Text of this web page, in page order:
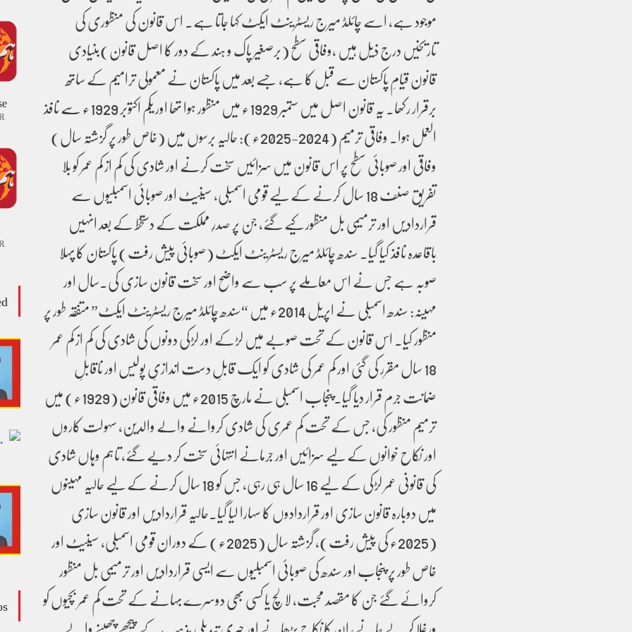
موجود ہے، اسے چائلڈ میرج ریسٹرینٹ ایکٹ کہا جاتا ہے۔ اس قانون کی منظوری کی
تاریخیں درج ذیل ہیں ،وفاقی سطح (برصغیر پاک و ہند کے دور کا اصل قانون)بنیادی
قانون قیامِ پاکستان سے قبل کا ہے، جسے بعد میں پاکستان نے معمولی ترامیم کے ساتھ
برقرار رکھا۔ یہ قانون اصل میں ستمبر 1929ء میں منظور ہوا تھا اور یکم اکتوبر 1929ء سے نافذ
العمل ہوا۔ وفاقی ترمیم (2024-2025ء): حالیہ برسوں میں (خاص طور پر گزشتہ سال)
وفاقی اور صوبائی سطح پر اس قانون میں سزائیں سخت کرنے اور شادی کی کم از کم عمر کو بلا
تفریق صنف 18 سال کرنے کے لیے قومی اسمبلی، سینیٹ اور صوبائی اسمبلیوں سے
قراردادیں اور ترمیمی بل منظور کیے گئے، جن پر صدرِ مملکت کے دستخط کے بعد انہیں
باقاعدہ نافذ کیا گیا۔ سندھ چائلڈ میرج ریسٹرینٹ ایکٹ (صوبائی پیش رفت) پاکستان کا پہلا
صوبہ ہے جس نے اس معاملے پر سب سے واضح اور سخت قانون سازی کی۔سال اور
مہینہ: سندھ اسمبلی نے اپریل 2014ء میں “سندھ چائلڈ میرج ریسٹرینٹ ایکٹ” متفقہ طور پر
منظور کیا۔ اس قانون کے تحت صوبے میں لڑکے اور لڑکی دونوں کی شادی کی کم از کم عمر
18 سال مقرر کی گئی اور کم عمر کی شادی کو ایک قابلِ دست اندازیِ پولیس اور ناقابلِ
ضمانت جرم قرار دیا گیا۔پنجاب اسمبلی نے مارچ 2015ء میں وفاقی قانون (1929ء) میں
ترمیم منظور کی، جس کے تحت کم عمری کی شادی کروانے والے والدین، سہولت کاروں
اور نکاح خوانوں کے لیے سزائیں اور جرمانے انتہائی سخت کر دیے گئے، تاہم وہاں شادی
کی قانونی عمر لڑکی کے لیے 16 سال ہی رہی، جس کو 18 سال کرنے کے لیے حالیہ مہینوں
میں دوبارہ قانون سازی اور قراردادوں کا سہارا لیا گیا۔حالیہ قراردادیں اور قانون سازی
(2025ء کی پیش رفت)، گزشتہ سال (2025ء) کے دوران قومی اسمبلی، سینیٹ اور
خاص طور پر پنجاب اور سندھ کی صوبائی اسمبلیوں سے ایسی قراردادیں اور ترمیمی بل منظور
کروائے گئے جن کا مقصد محبت، لالچ یا کسی بھی دوسرے بہانے کے تحت کم عمر بچیوں کو